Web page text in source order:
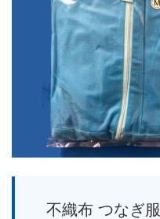
不織布 つなぎ服